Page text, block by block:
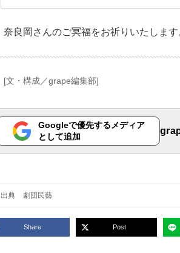
奈良岡さんのご冥福をお祈りいたします
[文・構成／grape編集部]
Googleで優先するメディア
として追加
出典 劇団民藝
Share Post